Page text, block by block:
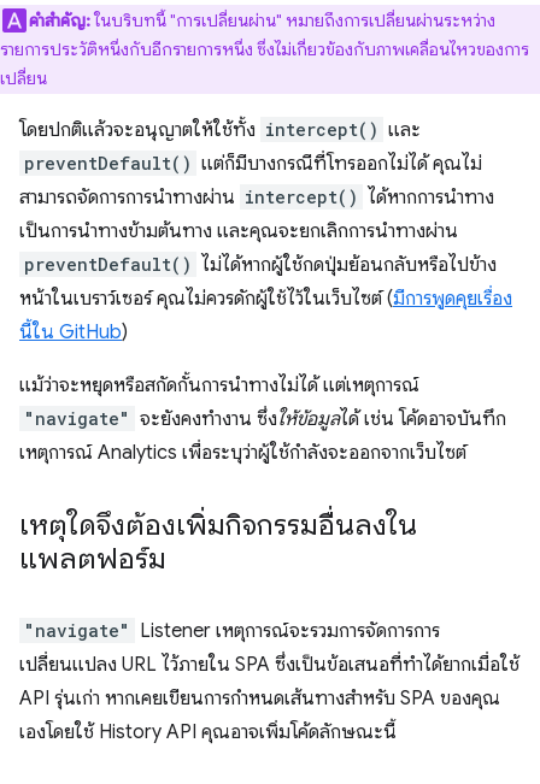
คำสำคัญ:ในบริบทนี้ "การเปลี่ยนผ่าน" หมายถึงการเปลี่ยนผ่านระหว่าง
รายการประวัติหนึ่งกับอีกรายการหนึ่ง ซึ่งไม่เกี่ยวข้องกับภาพเคลื่อนไหวของการ
เปลี่ยน
โดยปกติแล้วจะอนุญาตให้ใช้ทั้ง intercept() และ
preventDefault() แต่ก็มีบางกรณีที่โทรออกไม่ได้ คุณไม่
สามารถจัดการการนำทางผ่าน intercept() ได้หากการนำทาง
เป็นการนำทางข้ามต้นทาง และคุณจะยกเลิกการนำทางผ่าน
preventDefault() ไม่ได้หากผู้ใช้กดปุ่มย้อนกลับหรือไปข้าง
หน้าในเบราว์เซอร์ คุณไม่ควรดักผู้ใช้ไว้ในเว็บไซต์ (มีการพูดคุยเรื่อง
นี้ใน GitHub)
แม้ว่าจะหยุดหรือสกัดกั้นการนำทางไม่ได้ แต่เหตุการณ์
"navigate" จะยังคงทํางาน ซึ่งให้ข้อมูลได้ เช่น โค้ดอาจบันทึก
เหตุการณ์ Analytics เพื่อระบุว่าผู้ใช้กําลังจะออกจากเว็บไซต์
เหตุใดจึงต้องเพิ่มกิจกรรมอื่นลงใน
แพลตฟอร์ม
"navigate"
Listener เหตุการณ์จะรวมการจัดการการ
เปลี่ยนแปลง URL ไว้ภายใน SPA ซึ่งเป็นข้อเสนอที่ทำได้ยากเมื่อใช้
API รุ่นเก่า หากเคยเขียนการกำหนดเส้นทางสำหรับ SPA ของคุณ
เองโดยใช้ History API คุณอาจเพิ่มโค้ดลักษณะนี้